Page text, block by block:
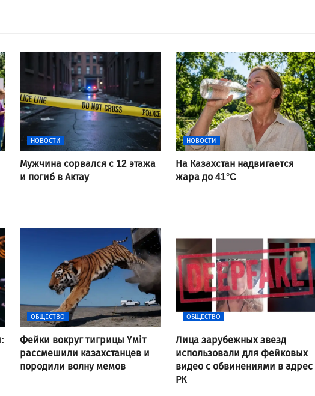
НОВОСТИ
Мужчина сорвался с 12 этажа
и погиб в Актау
НОВОСТИ
На Казахстан надвигается
жара до 41°C
ОБЩЕСТВО
Фейки вокруг тигрицы Үміт
рассмешили казахстанцев и
породили волну мемов
ОБЩЕСТВО
Лица зарубежных звезд
использовали для фейковых
видео с обвинениями в адрес
РК